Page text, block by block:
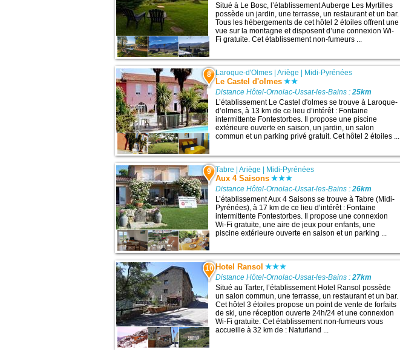
Situé à Le Bosc, l’établissement Auberge Les Myrtilles
possède un jardin, une terrasse, un restaurant et un bar.
Tous les hébergements de cet hôtel 2 étoiles offrent une
vue sur la montagne et disposent d’une connexion Wi-
Fi gratuite. Cet établissement non-fumeurs ...
8 Laroque-d'Olmes |Ariège | Midi-Pyrénées
Le Castel d'olmes
Distance Hôtel-Ornolac-Ussat-les-Bains :25km
L’établissement Le Castel d'olmes se trouve à Laroque-
dʼolmes, à 13 km de ce lieu d’intérêt : Fontaine
intermittente Fontestorbes. Il propose une piscine
extérieure ouverte en saison, un jardin, un salon
commun et un parking privé gratuit. Cet hôtel 2 étoiles ...
9 Tabre |Ariège Midi-Pyrénées
Aux 4 Saisons
Distance Hôtel-Ornolac-Ussat-les-Bains :26km
L’établissement Aux 4 Saisons se trouve à Tabre (Midi-
Pyrénées), à 17 km de ce lieu d’intérêt : Fontaine
intermittente Fontestorbes. Il propose une connexion
Wi-Fi gratuite, une aire de jeux pour enfants, une
piscine extérieure ouverte en saison et un parking ...
10 Hotel Ransol
Distance Hôtel-Ornolac-Ussat-les-Bains :27km
Situé au Tarter, l’établissement Hotel Ransol possède
un salon commun, une terrasse, un restaurant et un bar.
Cet hôtel 3 étoiles propose un point de vente de forfaits
de ski, une réception ouverte 24h/24 et une connexion
Wi-Fi gratuite. Cet établissement non-fumeurs vous
accueille à 32 km de : Naturland ...